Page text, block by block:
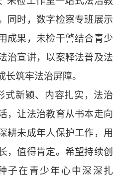
同时，数字检察专班展示
成果，未检干警结合青少
治宣讲，以案释法普及法
筑牢法治屏障。
式新颖、内容扎实，法治
，让法治教育从书本走向
耕未成年人保护工作，用
，值得肯定。希望持续创
子在青少年心中深深扎